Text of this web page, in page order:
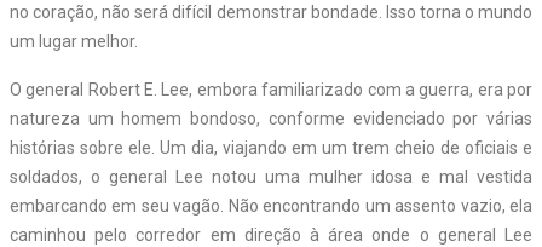
no coração, não será difícil demonstrar bondade. Isso torna o mundo
um lugar melhor.
O general Robert E. Lee, embora familiarizado com a guerra, era por
natureza um homem bondoso, conforme evidenciado por várias
histórias sobre ele. Um dia, viajando em um trem cheio de oficiais e
soldados, o general Lee notou uma mulher idosa e mal vestida
embarcando em seu vagão. Não encontrando um assento vazio, ela
caminhou pelo corredor em direção à área onde o general Lee